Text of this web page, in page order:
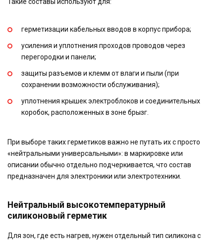
герметизации кабельных вводов в корпус прибора;
усиления и уплотнения проходов проводов через
перегородки и панели;
защиты разъемов и клемм от влаги и пыли (при
сохранении возможности обслуживания);
уплотнения крышек электроблоков и соединительных
коробок, расположенных в зоне брызг.
При выборе таких герметиков важно не путать их с просто
«нейтральными универсальными»: в маркировке или
описании обычно отдельно подчеркивается, что состав
предназначен для электроники или электротехники.
Нейтральный высокотемпературный
силиконовый герметик
Для зон, где есть нагрев, нужен отдельный тип силикона с